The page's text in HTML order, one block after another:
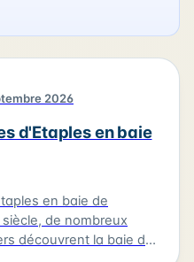
2026
d'Etaples en baie
en baie de
découvrent la baie de